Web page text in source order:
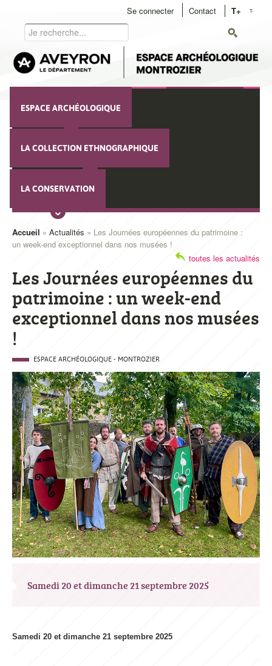
contenu
principal
User
menu
Se connecter Contact T+ T-
Rechercher
Navigation
principale
ESPACE ARCHÉOLOGIQUE
LA COLLECTION ETHNOGRAPHIQUE
LA CONSERVATION
Fil
d'Ariane
Accueil Actualités
Les Journées européennes du patrimoine :
un week-end exceptionnel dans nos musées !
toutes les actualités
Les Journées européennes du
patrimoine : un week-end
exceptionnel dans nos musées
!
ESPACE ARCHÉOLOGIQUE - MONTROZIER
Samedi 20 et dimanche 21 septembre 2025
Samedi 20 et dimanche 21 septembre 2025